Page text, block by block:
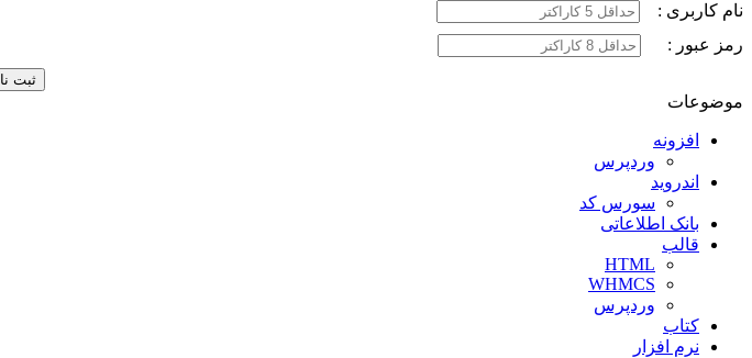
نام کاربری :
رمز عبور :
موضوعات
افزونه
وردپرس
اندروید
سورس کد
بانک اطلاعاتی
قالب
HTML
WHMCS
وردپرس
کتاب
نرم افزار